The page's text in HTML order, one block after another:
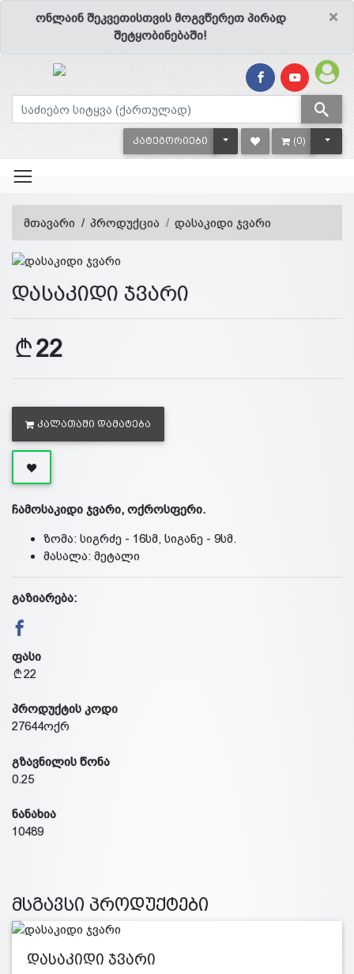
×
ონლაინ შეკვეთისთვის მოგვწერეთ პირად
შეტყობინებაში!
ᲙᲐᲢᲔᲒᲝᲠᲘᲔᲑᲘ TOGGLE DROPDOWN
(0)
მთავარი პროდუქცია დასაკიდი ჯვარი
დასაკიდი ჯვარი
22
ᲙᲐᲚᲐᲗᲐᲨᲘ ᲓᲐᲛᲐᲢᲔᲑᲐ
ჩამოსაკიდი ჯვარი, ოქროსფერი.
ზომა: სიგრძე - 16სმ, სიგანე - 9სმ.
მასალა: მეტალი
გაზიარება:
ფასი
22
პროდუქტის კოდი
27644ოქრ
გზავნილის წონა
0.25
ნანახია
10489
მსგავსი პროდუქტები
დასაკიდი ჯვარი